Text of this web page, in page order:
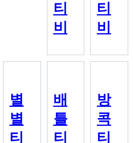
티
비
티
비
별
별
티
배
틀
티
방
콕
티